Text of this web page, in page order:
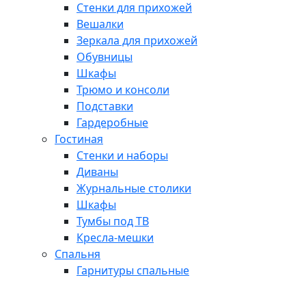
Стенки для прихожей
Вешалки
Зеркала для прихожей
Обувницы
Шкафы
Трюмо и консоли
Подставки
Гардеробные
Гостиная
Стенки и наборы
Диваны
Журнальные столики
Шкафы
Тумбы под ТВ
Кресла-мешки
Спальня
Гарнитуры спальные